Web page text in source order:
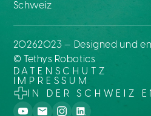
Schweiz
20262023 — Designed und
© Tethys Robotics
DATENSCHUTZ
IMPRESSUM
IN DER SCHWEIZ